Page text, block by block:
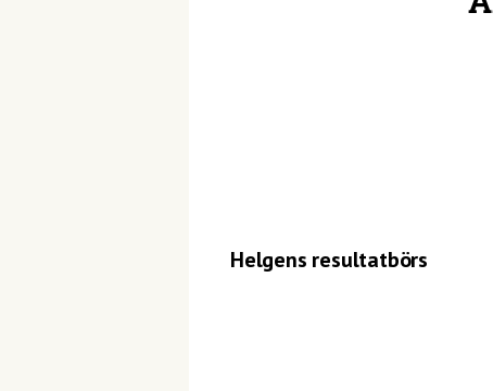
Helgens resultatbörs